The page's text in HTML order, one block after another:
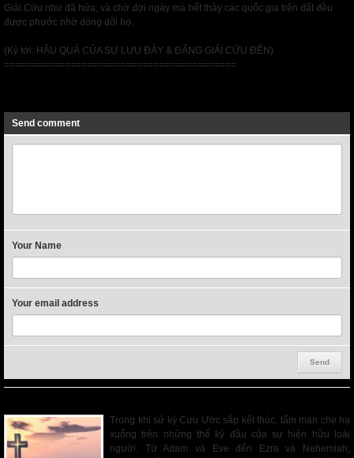
Giải Cứu như đã hứa, và chờ đợi ngày mà hết thảy các quốc gia trên đất đều
được phước nhờ dòng dõi họ.
(Kỳ tới: HẬU QUẢ CỦA SỰ LƯU ĐÀY & ĐẤNG GIẢI CỨU ĐẾN)
==========================================
Send comment
Your Name
Your email address
Trong khi sử ký Cựu Ước sắp kết thúc, tấm màn che hạ
xuống trên những thế kỷ đầu của sự hiện hữu loài
người. Từ Adam và Eve đến Ezra và Nehemiah,